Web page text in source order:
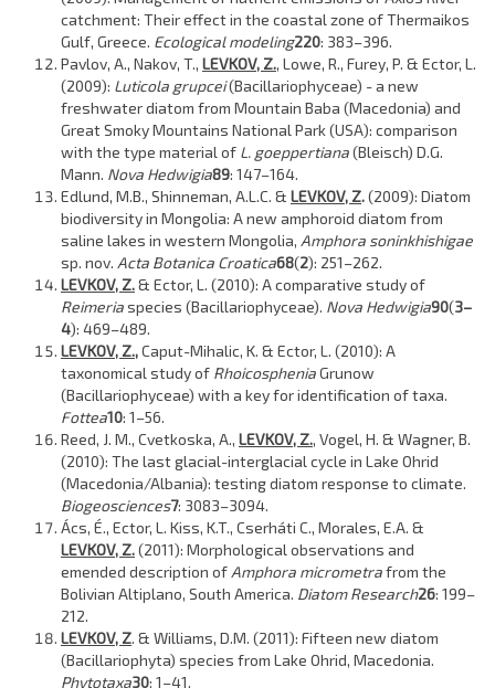
catchment: Their effect in the coastal zone of Thermaikos
Gulf, Greece. Ecological modeling220: 383–396.
Pavlov, A., Nakov, T., LEVKOV, Z., Lowe, R., Furey, P. & Ector, L.
(2009): Luticola grupcei(Bacillariophyceae) - a new
freshwater diatom from Mountain Baba (Macedonia) and
Great Smoky Mountains National Park (USA): comparison
with the type material of L. goeppertiana(Bleisch) D.G.
Mann. Nova Hedwigia89: 147–164.
Edlund, M.B., Shinneman, A.L.C. & LEVKOV, Z.(2009): Diatom
biodiversity in Mongolia: A new amphoroid diatom from
saline lakes in western Mongolia, Amphora soninkhishigae
sp. nov. Acta Botanica Croatica68(2): 251–262.
LEVKOV, Z.& Ector, L. (2010): A comparative study of
Reimeriaspecies (Bacillariophyceae). Nova Hedwigia90(3–
4): 469–489.
LEVKOV, Z.,Caput-Mihalic, K. & Ector, L. (2010): A
taxonomical study of RhoicospheniaGrunow
(Bacillariophyceae) with a key for identification of taxa.
Fottea10: 1–56.
Reed, J. M., Cvetkoska, A., LEVKOV, Z., Vogel, H. & Wagner, B.
(2010): The last glacial-interglacial cycle in Lake Ohrid
(Macedonia/Albania): testing diatom response to climate.
Biogeosciences7: 3083–3094.
Ács, É., Ector, L. Kiss, K.T., Cserháti C., Morales, E.A. &
LEVKOV, Z.(2011): Morphological observations and
emended description of Amphora micrometrafrom the
Bolivian Altiplano, South America. Diatom Research26: 199–
212.
LEVKOV, Z. & Williams, D.M. (2011): Fifteen new diatom
(Bacillariophyta) species from Lake Ohrid, Macedonia.
Phytotaxa30: 1–41.